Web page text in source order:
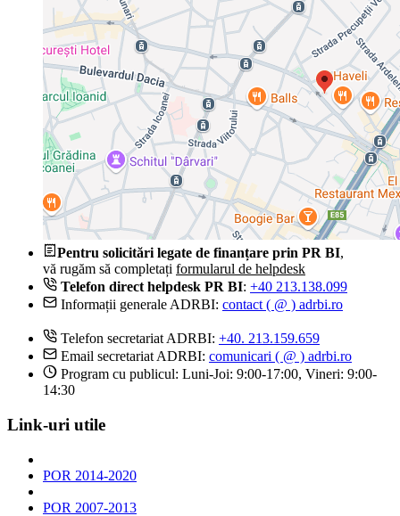
Pentru solicitări legate de finanțare prin PR BI,
vă rugăm să completați formularul de helpdesk
Telefon direct helpdesk PR BI: +40 213.138.099
Informații generale ADRBI: contact ( @ ) adrbi.ro
Telefon secretariat ADRBI: +40. 213.159.659
Email secretariat ADRBI: comunicari ( @ ) adrbi.ro
Program cu publicul: Luni-Joi: 9:00-17:00, Vineri: 9:00-
14:30
Link-uri utile
POR 2014-2020
POR 2007-2013